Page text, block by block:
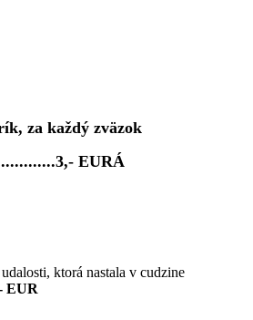
za každý zväzok
EURÁ
ktorá nastala v cudzine
EUR